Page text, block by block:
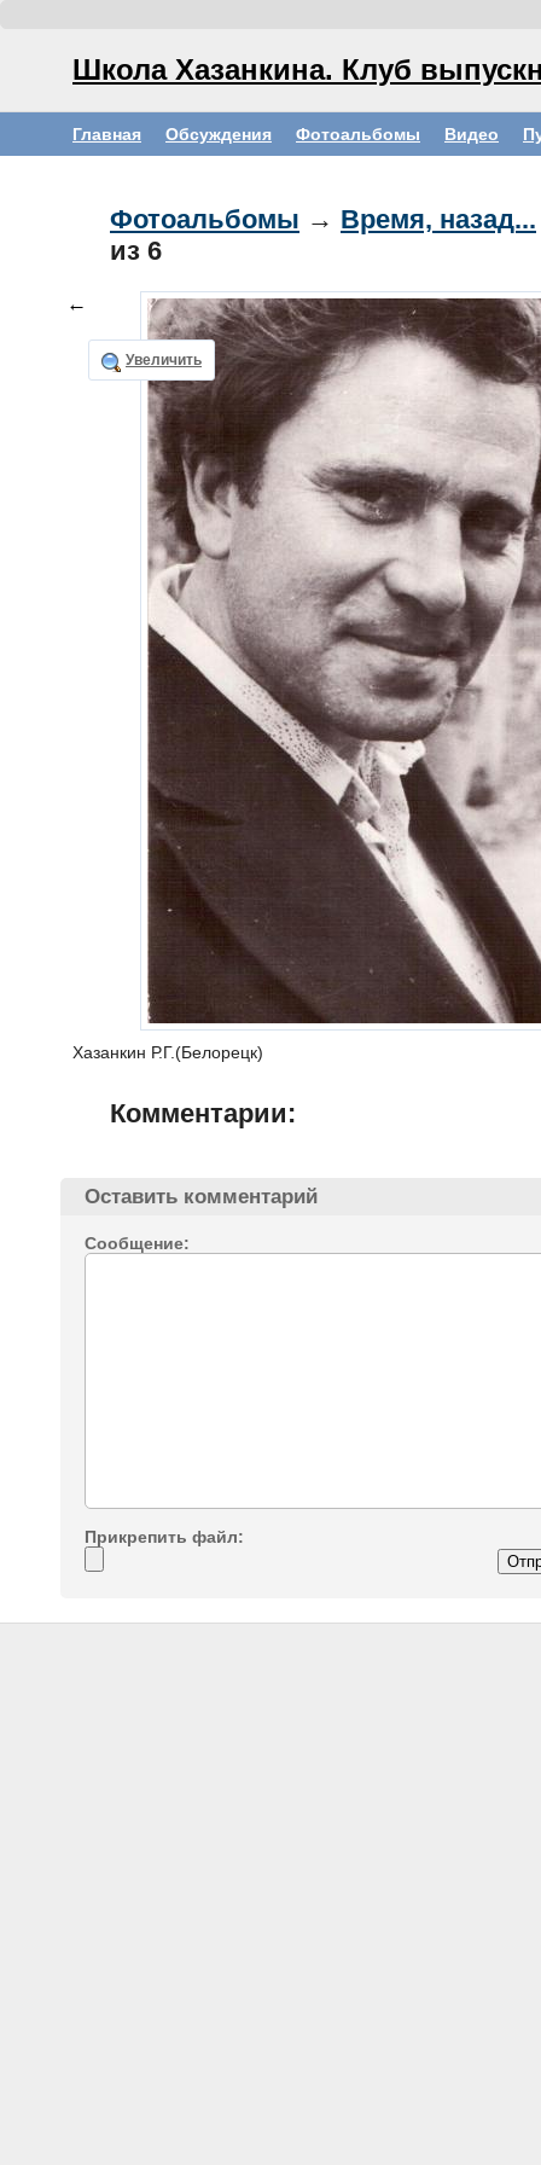
Школа Хазанкина. Клуб
Главная Обсуждения Фотоальбомы Видео
Фотоальбомы → Время, назад...
из 6
←
Увеличить
Хазанкин Р.Г.(Белорецк)
Комментарии:
Оставить комментарий
Сообщение:
Прикрепить файл: